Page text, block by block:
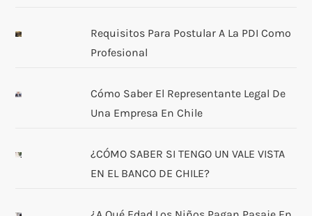
Requisitos Para Postular A La PDI Como
Profesional
Cómo Saber El Representante Legal De
Una Empresa En Chile
¿CÓMO SABER SI TENGO UN VALE VISTA
EN EL BANCO DE CHILE?